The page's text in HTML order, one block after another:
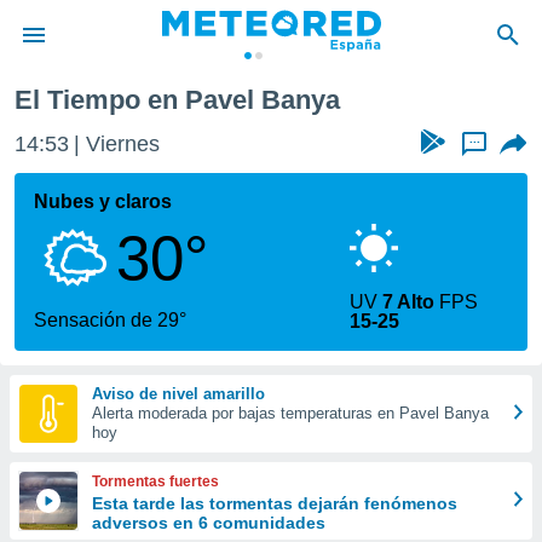
de
por
que se
calidad.
a este
las
y
forma
digital
basada
El Tiempo en Pavel Banya
14:53 Viernes ...
Nubes y claros
30°
Sensación de 29°
UV7 Alto FPS
15-25
Aviso de nivel amarillo
Alerta moderada por bajas temperaturas en Pavel Banya
hoy
Tormentas fuertes
Esta tarde las tormentas dejarán fenómenos
adversos en 6 comunidades